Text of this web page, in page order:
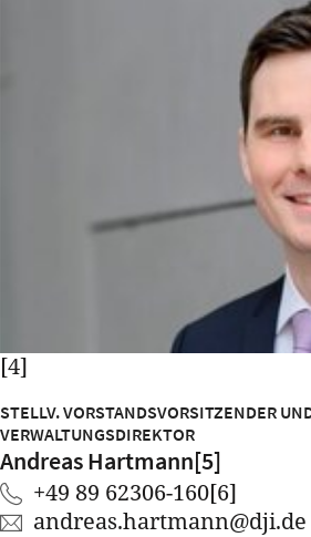
[4]
STELLV. VORSTANDSVORSITZENDER
VERWALTUNGSDIREKTOR
Andreas Hartmann[5]
+49 89 62306-160[6]
andreas.hartmann@dji.de